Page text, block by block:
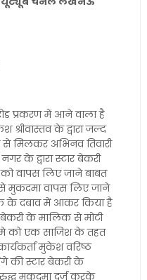
प्रकरण में आने वाला है
श्रीवास्तव के द्वारा जल्द
से मिलकर अभिनव तिवारी
के द्वारा स्टार बेकरी
वापस लिए जाने बाबत
मुकदमा वापस लिए जाने
के दबाव में आकर किया है
बेकरी के मालिक से मोटी
को एक साजिश के तहत
मुकेश वरिष्ठ
की स्टार बेकरी के
मुकदमा दर्ज करके